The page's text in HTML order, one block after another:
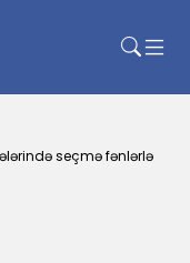
seçmə fənlərlə